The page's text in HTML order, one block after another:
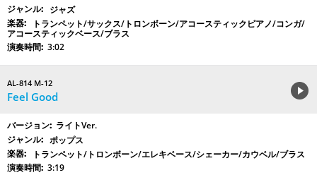
ジャズ
トランペット/サックス/トロンボーン/アコースティックピアノ/コンガ/
アコースティックベース/ブラス
3:02
AL-814 M-12
Feel Good
ライトVer.
ポップス
トランペット/トロンボーン/エレキベース/シェーカー/カウベル/ブラス
3:19